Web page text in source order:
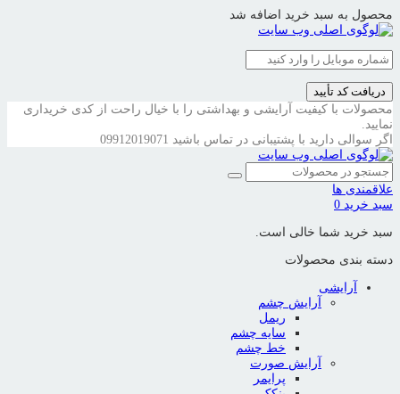
محصول به سبد خرید اضافه شد
دریافت کد تأیید
محصولات با کیفیت آرایشی و بهداشتی را با خیال راحت از کدی خریداری
نمایید.
اگر سوالی دارید با پشتیبانی در تماس باشید 09912019071
علاقمندی ها
سبد خرید 0
سبد خرید شما خالی است.
دسته بندی محصولات
آرایشی
آرایش چشم
ریمل
سایه چشم
خط چشم
آرایش صورت
پرایمر